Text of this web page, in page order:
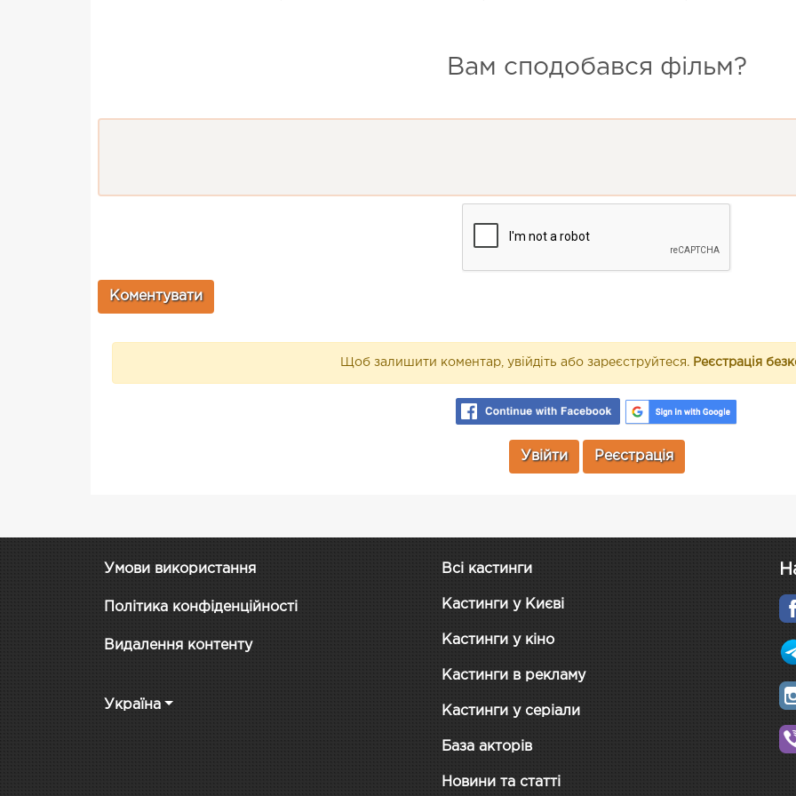
Вам сподобався фільм?
Щоб залишити коментар, увійдіть або зареєструйтеся. Реєстрація
Увійти Реєстрація
Умови використання
Політика конфіденційності
Видалення контенту
Україна
Всі кастинги
Кастинги у Києві
Кастинги у кіно
Кастинги в рекламу
Кастинги у серіали
База акторів
Новини та статті